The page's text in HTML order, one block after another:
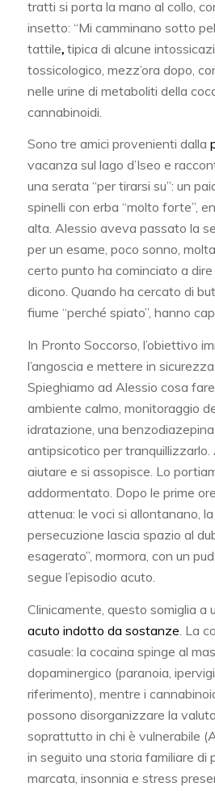
tratti si porta la mano al collo,
insetto: “Mi camminano sotto
tattile,tipica di alcune
tossicologico, mezz’ora dopo,
nelle urine di metaboliti della
cannabinoidi.
Sono tre amici provenienti dalla
vacanza sul lago d’Iseo e
una serata “per tirarsi su”: un
spinelli con erba “molto forte”,
alta. Alessio aveva passato la
per un esame, poco sonno,
certo punto ha cominciato a dire
dicono. Quando ha cercato di
fiume “perché spiato”, hanno
In Pronto Soccorso, l’obiettivo
l’angoscia e mettere in
Spieghiamo ad Alessio cosa
ambiente calmo, monitoraggio
idratazione, una
antipsicotico per tranquillizzarlo.
aiutare e si assopisce. Lo
addormentato. Dopo le prime
attenua: le voci si allontanano,
persecuzione lascia spazio al
esagerato”, mormora, con un
segue l’episodio acuto.
Clinicamente, questo somiglia a
acuto indotto da sostanze . La
casuale: la cocaina spinge al
dopaminergico (paranoia,
riferimento), mentre i
possono disorganizzare la
soprattutto in chi è vulnerabile
in seguito una storia familiare di
marcata, insonnia e stress